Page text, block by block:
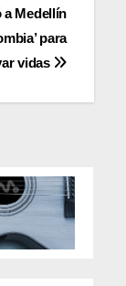
a Medellín
para
vidas